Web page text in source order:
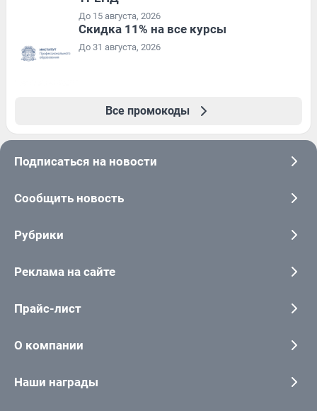
До 15 августа, 2026
Скидка 11% на все курсы
До 31 августа, 2026
Все промокоды
Подписаться на новости
Сообщить новость
Рубрики
Реклама на сайте
Прайс-лист
О компании
Наши награды